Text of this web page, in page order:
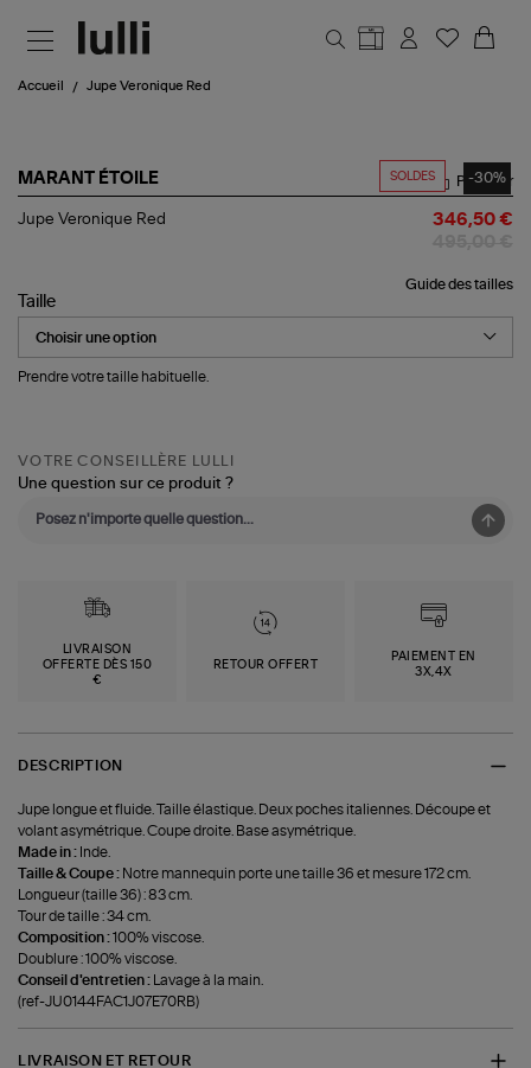
Accueil Jupe Veronique Red
SOLDES -30%
MARANT ÉTOILE
Jupe
Partager
Jupe Veronique Red 346,50 €
Guide des tailles
Taille
Prendre votre taille habituelle.
VOTRE CONSEILLÈRE LULLI
Une question sur ce produit ?
LIVRAISON
OFFERTE DÈS 150
€
RETOUR OFFERT
PAIEMENT EN
3X,4X
DESCRIPTION
Jupe longue et fluide. Taille élastique. Deux poches italiennes. Découpe et
volant asymétrique. Coupe droite. Base asymétrique.
Made in : Inde.
Taille & Coupe : Notre mannequin porte une taille 36 et mesure 172 cm.
Longueur (taille 36) : 83 cm.
Tour de taille : 34 cm.
Composition :100% viscose.
Doublure : 100% viscose.
Conseil d'entretien :
Lavage à la main.
(ref-JU0144FAC1J07E70RB)
LIVRAISON ET RETOUR